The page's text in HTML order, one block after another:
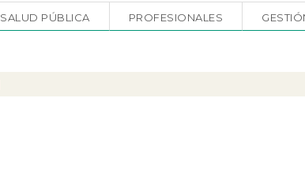
SALUD PÚBLICA PROFESIONALES